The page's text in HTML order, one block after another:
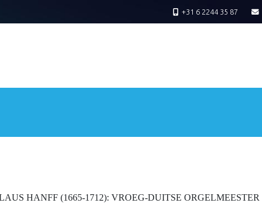
+31 6 2244 35 87
HANFF (1665-1712): VROEG-DUITSE ORGELMEESTER